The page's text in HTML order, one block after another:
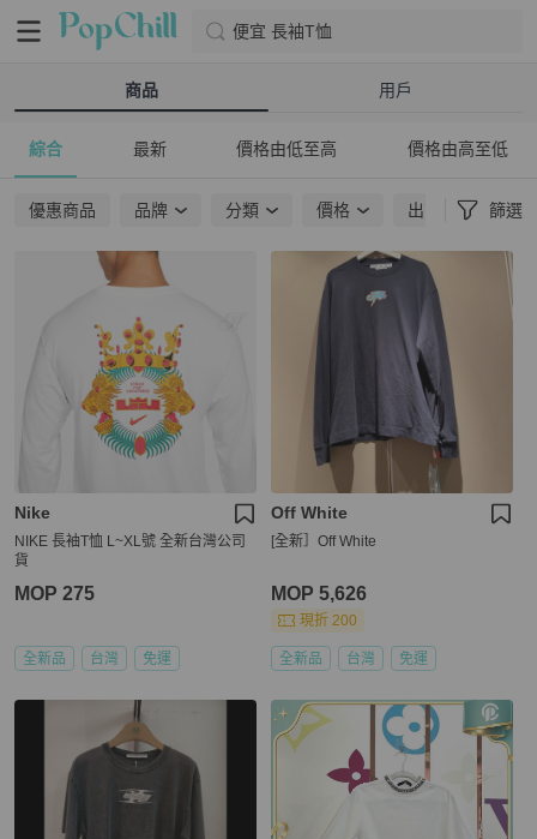
便宜 長袖T恤
商品 用戶
綜合 最新 價格由低至高 價格由高至低
優惠商品 品牌 分類 價格 出貨地點 篩選
Nike
NIKE 長袖T恤 L~XL號 全新台灣公司
貨
MOP 275
全新品 台灣 免運
Off White
[全新］Off White
MOP 5,626
現折 200
全新品 台灣 免運